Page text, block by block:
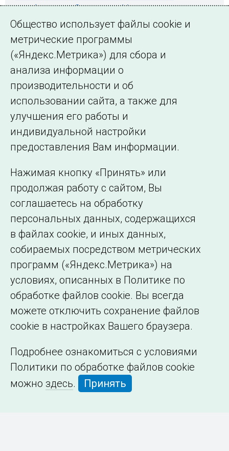
сообществу Среднего Урала
← Все публикации
Подписаться на новости
©2005–2026 АО «СО ЕЭС»
Филиалы и
представительства
Сведения об
образовательной
организации
Общество использует файлы cookie и
метрические программы
(«Яндекс.Метрика») для сбора и
анализа информации о
производительности и об
использовании сайта, а также для
улучшения его работы и
индивидуальной настройки
предоставления Вам информации.
Нажимая кнопку «Принять» или
продолжая работу с сайтом, Вы
соглашаетесь на обработку
персональных данных, содержащихся
в файлах cookie, и иных данных,
собираемых посредством метрических
программ («Яндекс.Метрика») на
условиях, описанных в Политике по
обработке файлов cookie. Вы всегда
можете отключить сохранение файлов
cookie в настройках Вашего браузера.
Подробнее ознакомиться с условиями
Политики по обработке файлов cookie
можно здесь. Принять